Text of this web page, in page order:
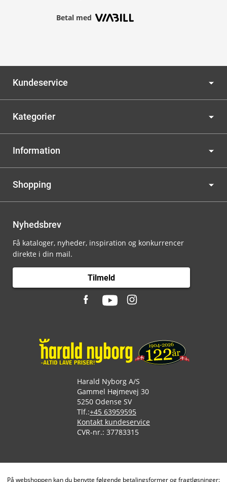
Betal med
Kundeservice
Kategorier
Information
Shopping
Nyhedsbrev
Få kataloger, nyheder, inspiration og konkurrencer
direkte i din mail.
Tilmeld
Harald Nyborg A/S
Gammel Højmevej 30
5250 Odense SV
Tlf.:+45 63959595
Kontakt kundeservice
CVR-nr.: 37783315
På webshoppen kan du benytte følgende betalingsformer og fragtløsninger: